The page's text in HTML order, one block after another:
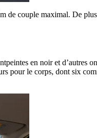
de couple maximal. De
en noir et d’autres
pour le corps, dont six